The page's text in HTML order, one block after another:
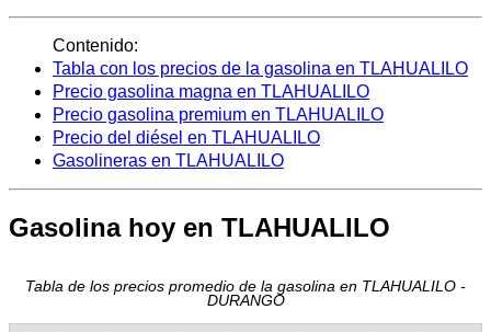
Contenido:
Tabla con los precios de la gasolina en TLAHUALILO
Precio gasolina magna en TLAHUALILO
Precio gasolina premium en TLAHUALILO
Precio del diésel en TLAHUALILO
Gasolineras en TLAHUALILO
Gasolina hoy en TLAHUALILO
Tabla de los precios promedio de la gasolina en TLAHUALILO -
DURANGO